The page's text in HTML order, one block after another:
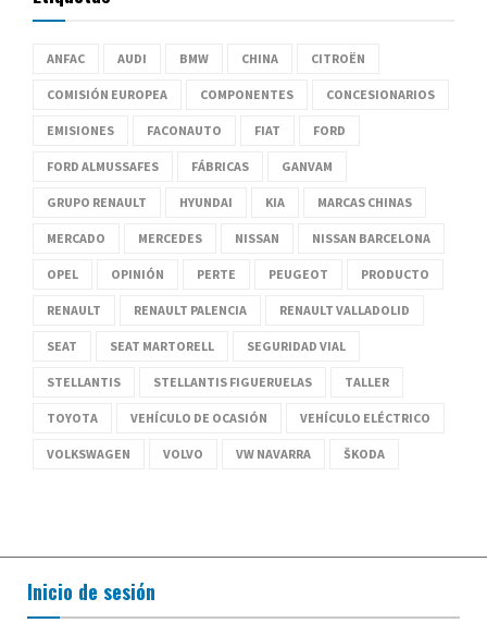
ANFAC AUDI BMW CHINA CITROËN
COMISIÓN EUROPEA COMPONENTES CONCESIONARIOS
EMISIONES FACONAUTO FIAT FORD
FORD ALMUSSAFES FÁBRICAS GANVAM
GRUPO RENAULT HYUNDAI KIA MARCAS CHINAS
MERCADO MERCEDES NISSAN NISSAN BARCELONA
OPEL OPINIÓN PERTE PEUGEOT PRODUCTO
RENAULT RENAULT PALENCIA RENAULT VALLADOLID
SEAT SEAT MARTORELL SEGURIDAD VIAL
STELLANTIS STELLANTIS FIGUERUELAS TALLER
TOYOTA VEHÍCULO DE OCASIÓN VEHÍCULO ELÉCTRICO
VOLKSWAGEN VOLVO VW NAVARRA ŠKODA
Inicio de sesión